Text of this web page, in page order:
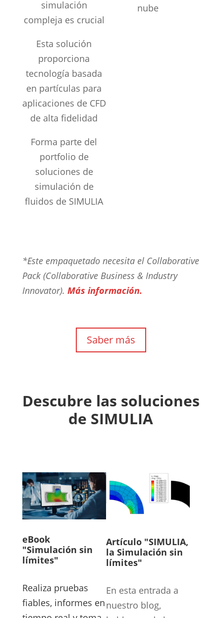
simulación
compleja es crucial
Esta solución
proporciona
tecnología basada
en partículas para
aplicaciones de CFD
de alta fidelidad
Forma parte del
portfolio de
soluciones de
simulación de
fluidos de SIMULIA
nube
*Este empaquetado necesita el Collaborative
Pack (Collaborative Business & Industry
Innovator). Más información.
Saber más
Descubre las soluciones
de SIMULIA
eBook
"Simulación sin
límites"
Realiza pruebas
fiables, informes en
Artículo "SIMULIA,
la Simulación sin
límites"
En esta entrada a
nuestro blog,